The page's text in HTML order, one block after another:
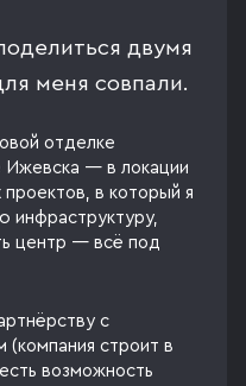
двумя
меня совпали.
отделке
Ижевска — в локации
в который я
инфраструктуру,
центр — всё под
с
строит в
возможность